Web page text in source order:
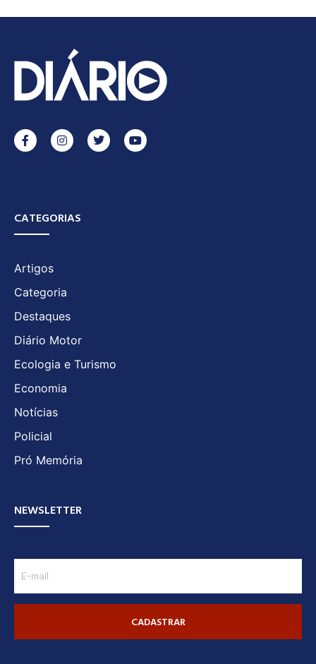
CATEGORIAS
Artigos
Categoria
Destaques
Diário Motor
Ecologia e Turismo
Economia
Notícias
Policial
Pró Memória
NEWSLETTER
CADASTRAR